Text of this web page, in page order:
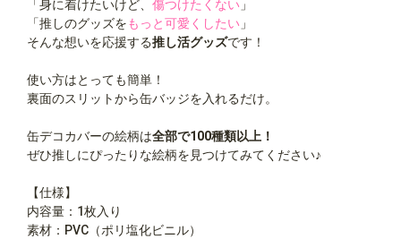
「身に着けたいけど、 傷つけたくない 」
「推しのグッズをもっと可愛くしたい 」
そんな想いを応援する推し活グッズです！
使い方はとっても簡単！
裏面のスリットから缶バッジを入れるだけ。
缶デコカバーの絵柄は全部で100種類以上！
ぜひ推しにぴったりな絵柄を見つけてみてください♪
【仕様】
内容量：1枚入り
素材：PVC（ポリ塩化ビニル）